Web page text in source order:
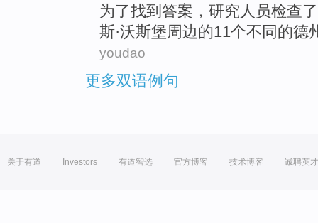
为了找到 答案 ， 研究人员检查了
斯·沃斯堡周边的11个不同 的德
youdao
更多双语例句
关于有道 Investors 有道智选 官方博客 技术博客 诚聘英才